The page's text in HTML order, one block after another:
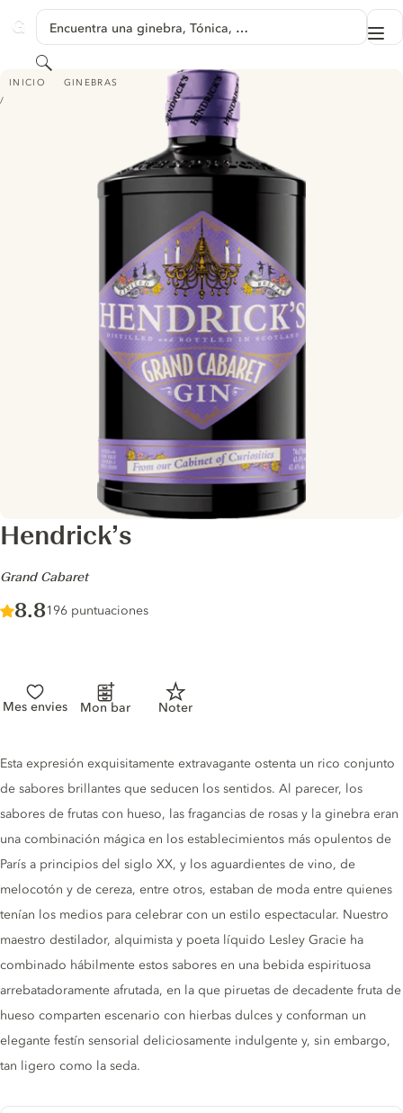
GINVENTORY
Encuentra una ginebra, Tónica, …
Buscar
INICIO GINEBRAS
HENDRICK’S - GRAND CABARET
Hendrick’s
-
Grand Cabaret
Score :
8.8/ 10
196 puntuaciones
Mes envies Mon bar Noter
Gin description
Esta expresión exquisitamente extravagante ostenta un rico conjunto
de sabores brillantes que seducen los sentidos. Al parecer, los
sabores de frutas con hueso, las fragancias de rosas y la ginebra eran
una combinación mágica en los establecimientos más opulentos de
París a principios del siglo XX, y los aguardientes de vino, de
melocotón y de cereza, entre otros, estaban de moda entre quienes
tenían los medios para celebrar con un estilo espectacular. Nuestro
maestro destilador, alquimista y poeta líquido Lesley Gracie ha
combinado hábilmente estos sabores en una bebida espirituosa
arrebatadoramente afrutada, en la que piruetas de decadente fruta de
hueso comparten escenario con hierbas dulces y conforman un
elegante festín sensorial deliciosamente indulgente y, sin embargo,
tan ligero como la seda.